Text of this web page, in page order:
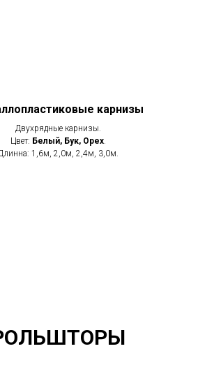
карнизы
Двухрядные карнизы.
Цвет: Белый, Бук, Орех.
1,6м, 2,0м, 2,4м, 3,0м.